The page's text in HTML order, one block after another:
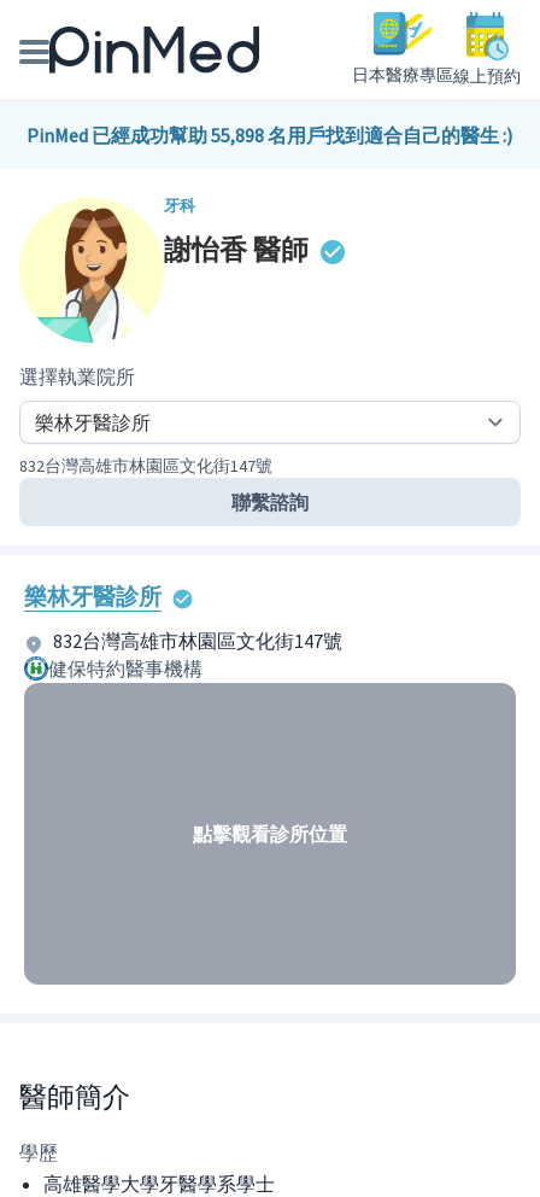
日本醫療專區線上預約
線上預約醫師、院所
醫師專欄專訪
健康主題館
PinMed 已經成功幫助 55,898 名用戶找到適合自己的醫生 :)
牙科
謝怡香醫師
選擇執業院所
832台灣高雄市林園區文化街147號
聯繫諮詢
樂林牙醫診所
832台灣高雄市林園區文化街147號
健保特約醫事機構
點擊觀看診所位置
醫師簡介
學歷
高雄醫學大學牙醫學系學士